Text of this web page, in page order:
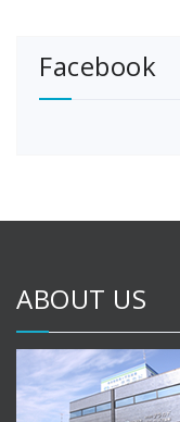
Facebook
ABOUT US